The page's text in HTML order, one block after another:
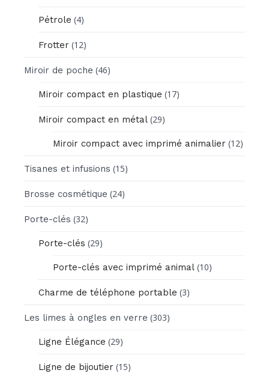
Pétrole (4)
Frotter (12)
Miroir de poche (46)
Miroir compact en plastique (17)
Miroir compact en métal (29)
Miroir compact avec imprimé animalier (12)
Tisanes et infusions (15)
Brosse cosmétique (24)
Porte-clés (32)
Porte-clés (29)
Porte-clés avec imprimé animal (10)
Charme de téléphone portable (3)
Les limes à ongles en verre (303)
Ligne Élégance (29)
Ligne de bijoutier (15)